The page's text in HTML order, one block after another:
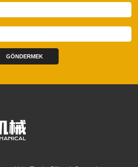
GÖNDERMEK